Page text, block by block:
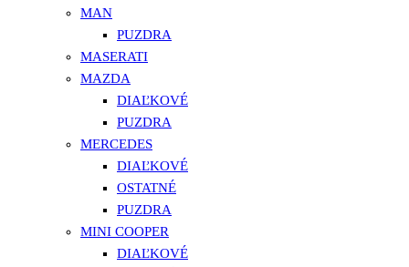
MAN
PUZDRA
MASERATI
MAZDA
DIAĽKOVÉ
PUZDRA
MERCEDES
DIAĽKOVÉ
OSTATNÉ
PUZDRA
MINI COOPER
DIAĽKOVÉ